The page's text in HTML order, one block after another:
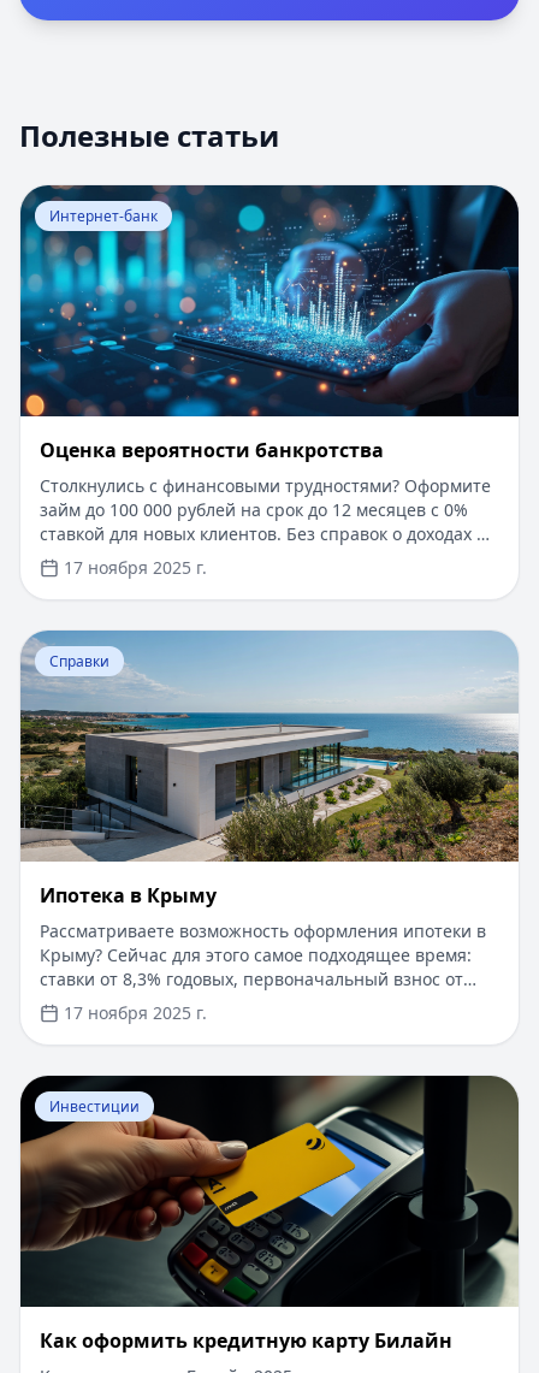
Полезные статьи
Перейти к статье:Оценка вероятности банкротства
Интернет-банк
Оценка вероятности банкротства
Столкнулись с финансовыми трудностями? Оформите
займ до 100 000 рублей на срок до 12 месяцев с 0%
ставкой для новых клиентов. Без справок о доходах и
документов — решение за 5 минут. Получите деньги
быстро и прозрачно через проверенные сервисы.
17 ноября 2025 г.
Перейти к статье:
Справки
Ипотека в Крыму
Рассматриваете возможность оформления ипотеки в
Крыму? Сейчас для этого самое подходящее время:
ставки от 8,3% годовых, первоначальный взнос от
15%, срок рассмотрения заявки — от 1 дня. Доступны
программы господдержки с пониженной ставкой от
6%. Одобрение без подтверждения дохода справкой
2-НДФЛ, достаточно выписки по счету. Срок
кредитования — до 30 лет.
17 ноября 2025 г.
Перейти к статье: ​Как оформить кредитную карту
Инвестиции
​Как оформить кредитную карту Билайн